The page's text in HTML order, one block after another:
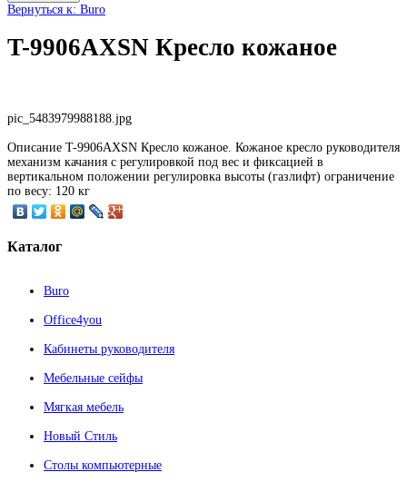
Вернуться к: Buro
T-9906AXSN Кресло кожаное
pic_5483979988188.jpg
Описание T-9906AXSN Кресло кожаное. Кожаное кресло руководителя
механизм качания с регулировкой под вес и фиксацией в
вертикальном положении регулировка высоты (газлифт) ограничение
по весу: 120 кг
Каталог
Buro
Office4you
Кабинеты руководителя
Мебельные сейфы
Мягкая мебель
Новый Стиль
Столы компьютерные